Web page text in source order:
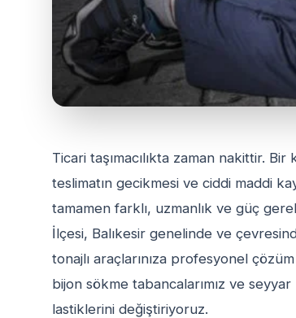
Ticari taşımacılıkta zaman nakittir.
teslimatın gecikmesi ve ciddi maddi
tamamen farklı, uzmanlık ve güç
İlçesi, Balıkesir genelinde ve
tonajlı araçlarınıza profesyonel
bijon sökme tabancalarımız ve
lastiklerini değiştiriyoruz.